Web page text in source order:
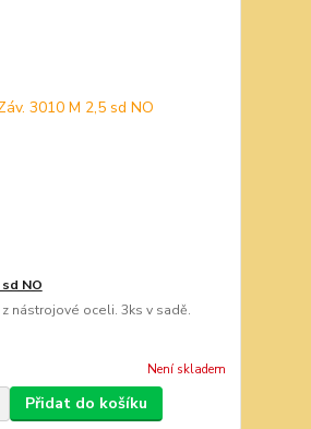
sd NO
nástrojové oceli. 3ks v sadě.
Není skladem
Přidat do košíku